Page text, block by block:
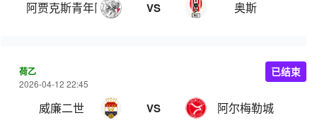
阿贾克斯青年队 VS 奥斯
荷乙
2026-04-12 22:45
威廉二世 VS 阿尔梅勒城
已结束